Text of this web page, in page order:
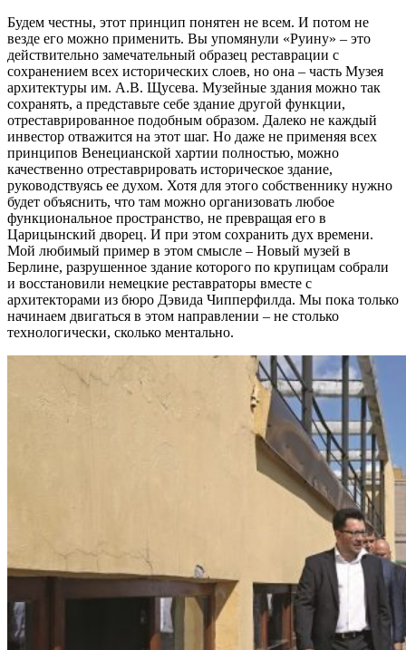
Будем честны, этот принцип понятен не всем. И потом не
везде его можно применить. Вы упомянули «Руину» – это
действительно замечательный образец реставрации с
сохранением всех исторических слоев, но она – часть Музея
архитектуры им. А.В. Щусева. Музейные здания можно так
сохранять, а представьте себе здание другой функции,
отреставрированное подобным образом. Далеко не каждый
инвестор отважится на этот шаг. Но даже не применяя всех
принципов Венецианской хартии полностью, можно
качественно отреставрировать историческое здание,
руководствуясь ее духом. Хотя для этого собственнику нужно
будет объяснить, что там можно организовать любое
функциональное пространство, не превращая его в
Царицынский дворец. И при этом сохранить дух времени.
Мой любимый пример в этом смысле – Новый музей в
Берлине, разрушенное здание которого по крупицам собрали
и восстановили немецкие реставраторы вместе с
архитекторами из бюро Дэвида Чипперфилда. Мы пока только
начинаем двигаться в этом направлении – не столько
технологически, сколько ментально.